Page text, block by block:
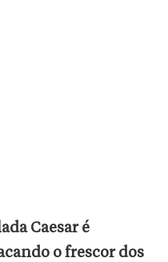
Caesar é
o frescor dos